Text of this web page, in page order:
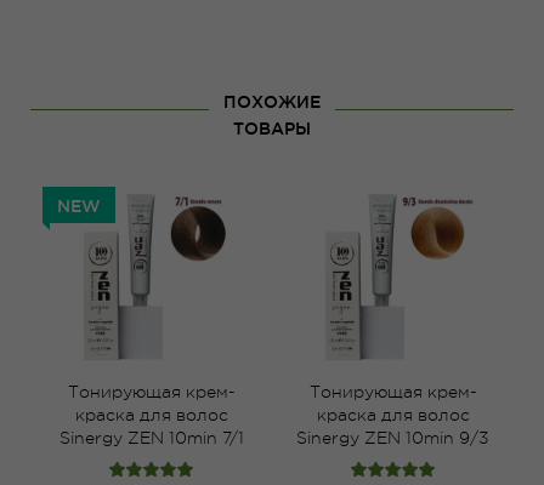
ПОХОЖИЕ
ТОВАРЫ
NEW
Тонирующая крем-
краска для волос
Sinergy ZEN 10min 7/1
пепельный блонд,
Тонирующая крем-
краска для волос
Sinergy ZEN 10min 9/3
легкий золотистый